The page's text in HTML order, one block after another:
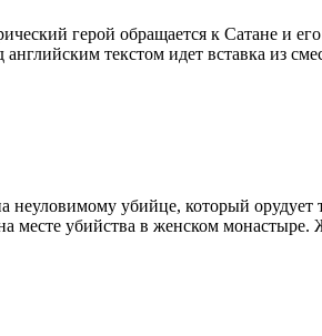
герой обращается к Сатане и
текстом идет вставка из
убийце, который
месте убийства в женском монастыре.